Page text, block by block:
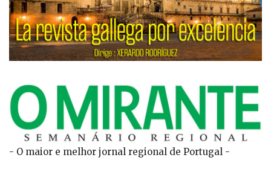
- O maior e melhor jornal regional de Portugal -